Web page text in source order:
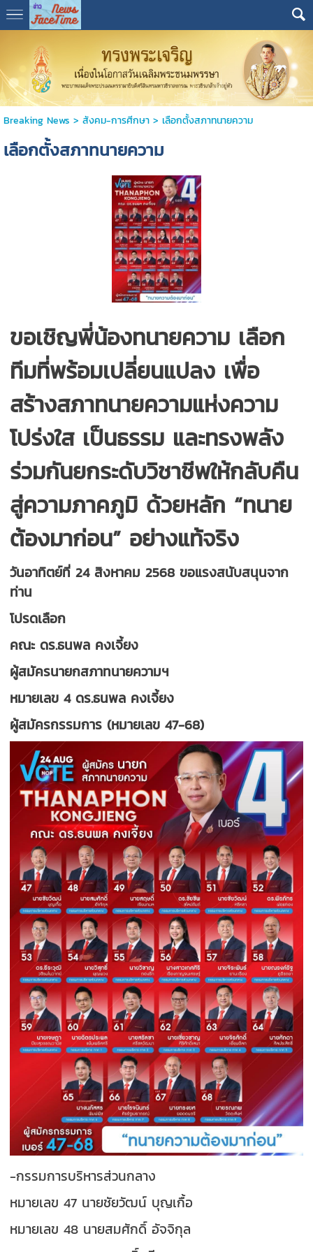
Breaking News > สังคม-การศีกษา> เลือกตั้งสภาทนายความ
เลือกตั้งสภาทนายความ
ขอเชิญพี่น้องทนายความ เลือก
ทีมที่พร้อมเปลี่ยนแปลง เพื่อ
สร้างสภาทนายความแห่งความ
โปร่งใส เป็นธรรม และทรงพลัง
ร่วมกันยกระดับวิชาชีพให้กลับคืน
สู่ความภาคภูมิ ด้วยหลัก “ทนาย
ต้องมาก่อน” อย่างแท้จริง
วันอาทิตย์ที่ 24 สิงหาคม 2568 ขอแรงสนับสนุนจาก
ท่าน
โปรดเลือก
คณะ ดร.ธนพล คงเจี้ยง
ผู้สมัครนายกสภาทนายความฯ
หมายเลข 4 ดร.ธนพล คงเจี้ยง
ผู้สมัครกรรมการ (หมายเลข 47-68)
-กรรมการบริหารส่วนกลาง
หมายเลข 47 นายชัยวัฒน์ บุญเกื้อ
หมายเลข 48 นายสมศักดิ์ อัจจิกุล